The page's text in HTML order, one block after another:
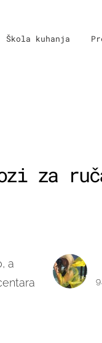
Škola kuhanja
za
a